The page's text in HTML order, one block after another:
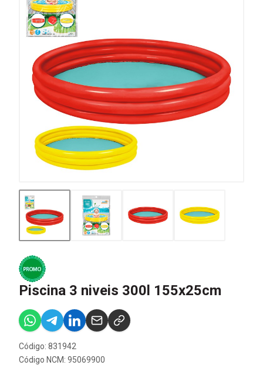
Piscina 3 niveis 300l 155x25cm
Código: 831942
Código NCM: 95069900